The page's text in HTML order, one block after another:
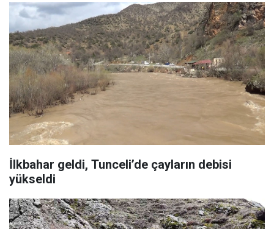
İlkbahar geldi, Tunceli’de çayların debisi
yükseldi